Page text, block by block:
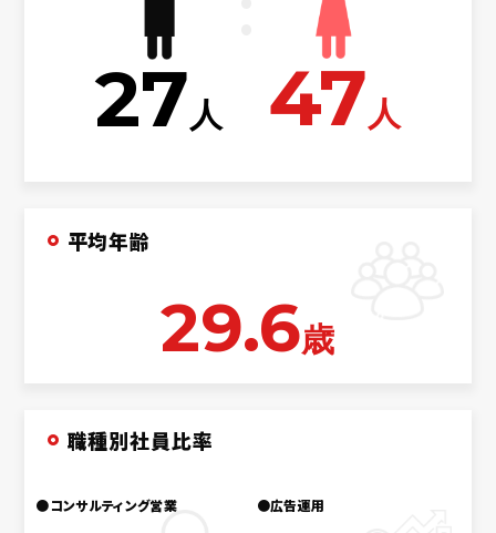
27人 47人
平均年齢
29.6歳
職種別社員比率
●コンサルティング営業 ●広告運用